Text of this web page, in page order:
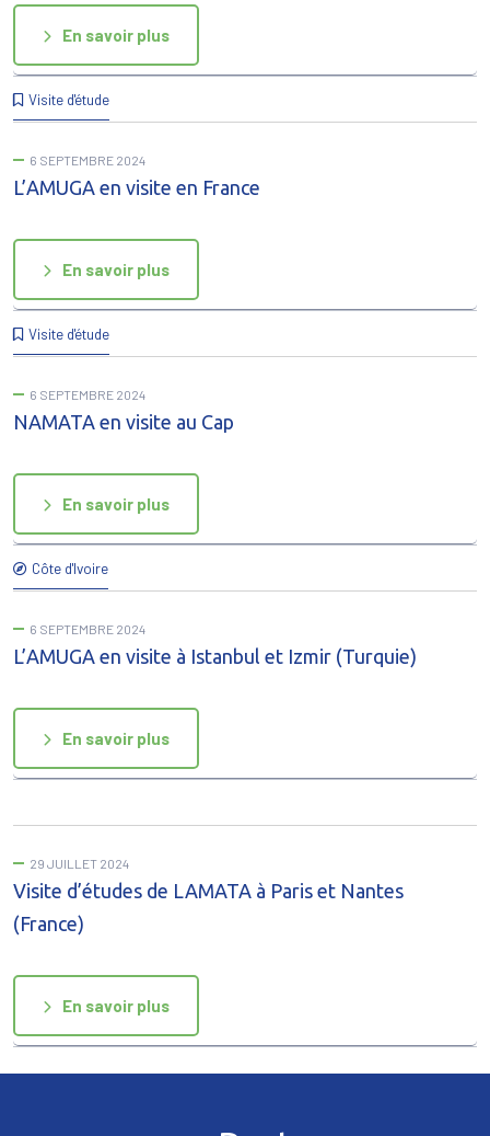
En savoir plus
Visite d'étude
6 SEPTEMBRE 2024
L’AMUGA en visite en France
En savoir plus
Visite d'étude
6 SEPTEMBRE 2024
NAMATA en visite au Cap
En savoir plus
Côte d'Ivoire
6 SEPTEMBRE 2024
L’AMUGA en visite à Istanbul et Izmir (Turquie)
En savoir plus
29 JUILLET 2024
Visite d’études de LAMATA à Paris et Nantes
(France)
En savoir plus